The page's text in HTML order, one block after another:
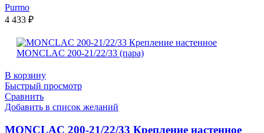
Purmo
4 433 ₽
В корзину
Быстрый просмотр
Сравнить
Добавить в список желаний
MONCLAC 200-21/22/33 Крепление настенное